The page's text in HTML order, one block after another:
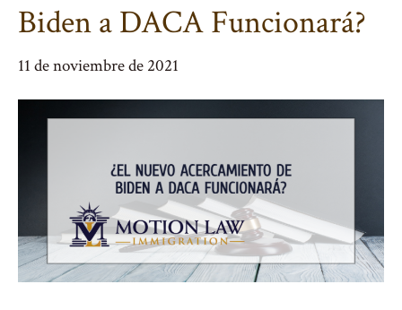
Biden a DACA Funcionará?
11 de noviembre de 2021